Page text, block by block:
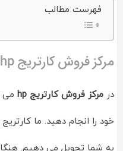
فهرست مطالب
مرکز فروش کارتریج hp
در مرکز فروش کارتریج hp می
خود را انجام دهید. ما
به شما تحویل می دهیم.